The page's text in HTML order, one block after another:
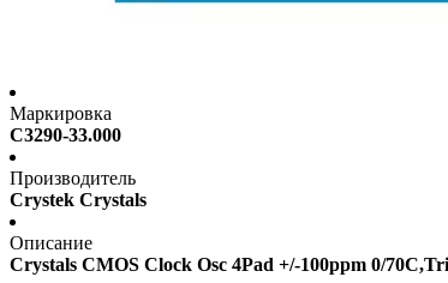
Маркировка
C3290-33.000
Производитель
Crystek Crystals
Описание
Crystals CMOS Clock Osc 4Pad +/-100ppm 0/